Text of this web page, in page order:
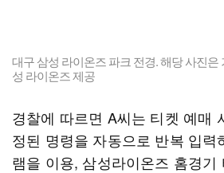
대구 삼성 라이온즈 파크 전경. 해당 사진은
성 라이온즈 제공
경찰에 따르면 A씨는 티켓 예매
정된 명령을 자동으로 반복 입력
램을 이용, 삼성라이온즈 홈경기